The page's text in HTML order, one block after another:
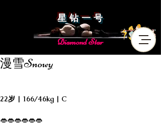
星 钻 一 号
Diamond Star
漫雪Snowy
22岁 | 166/46kg | C
👄👄👄👄👄👄